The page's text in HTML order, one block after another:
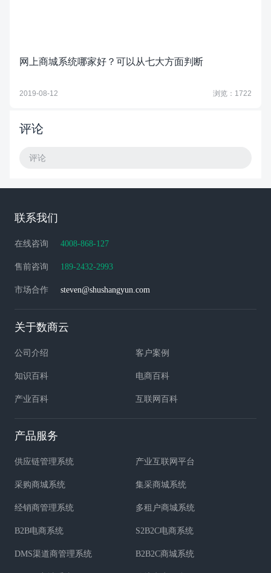
网上商城系统哪家好？可以从七大方面判断
2019-08-12 浏览：1722
评论
评论
联系我们
在线咨询 4008-868-127
售前咨询 189-2432-2993
市场合作 steven@shushangyun.com
关于数商云
公司介绍 客户案例
知识百科 电商百科
产业百科 互联网百科
产品服务
供应链管理系统 产业互联网平台
采购商城系统 集采商城系统
经销商管理系统 多租户商城系统
B2B电商系统 S2B2C电商系统
DMS渠道商管理系统 B2B2C商城系统